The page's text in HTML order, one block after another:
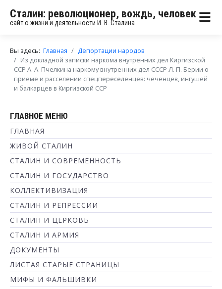
Сталин: революционер, вождь, человек
сайт о жизни и деятельности И. В. Сталина
Вы здесь: Главная
Депортации народов
Из докладной записки наркома внутренних дел Киргизской
ССР А. А. Пчелкина наркому внутренних дел СССР Л. П. Берии о
приеме и расселении спецпереселенцев: чеченцев, ингушей
и балкарцев в Киргизской ССР
ГЛАВНОЕ МЕНЮ
ГЛАВНАЯ
ЖИВОЙ СТАЛИН
СТАЛИН И СОВРЕМЕННОСТЬ
СТАЛИН И ГОСУДАРСТВО
КОЛЛЕКТИВИЗАЦИЯ
СТАЛИН И РЕПРЕССИИ
СТАЛИН И ЦЕРКОВЬ
СТАЛИН И АРМИЯ
ДОКУМЕНТЫ
ЛИСТАЯ СТАРЫЕ СТРАНИЦЫ
МИФЫ И ФАЛЬШИВКИ